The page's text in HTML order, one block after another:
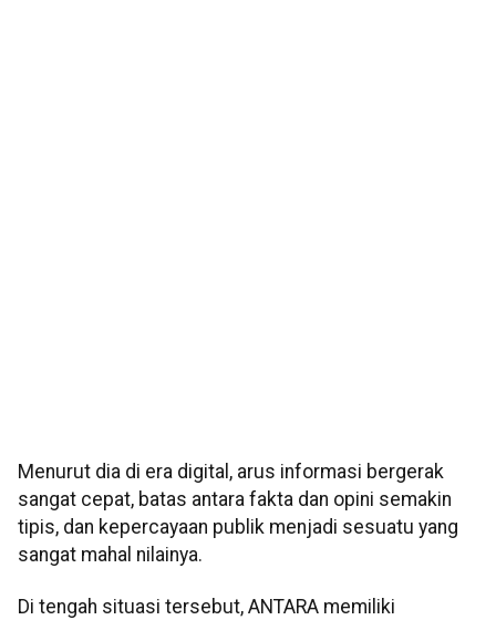
Menurut dia di era digital, arus informasi bergerak
sangat cepat, batas antara fakta dan opini semakin
tipis, dan kepercayaan publik menjadi sesuatu yang
sangat mahal nilainya.
Di tengah situasi tersebut, ANTARA memiliki